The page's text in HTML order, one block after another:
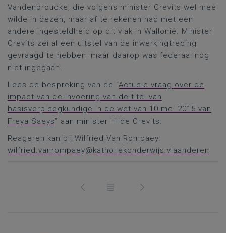
Vandenbroucke, die volgens minister Crevits wel mee
wilde in dezen, maar af te rekenen had met een
andere ingesteldheid op dit vlak in Wallonië. Minister
Crevits zei al een uitstel van de inwerkingtreding
gevraagd te hebben, maar daarop was federaal nog
niet ingegaan.
Lees de bespreking van de “Actuele vraag over de
impact van de invoering van de titel van
basisverpleegkundige in de wet van 10 mei 2015 van
Freya Saeys” aan minister Hilde Crevits.
Reageren kan bij Wilfried Van Rompaey:
wilfried.vanrompaey@katholiekonderwijs.vlaanderen